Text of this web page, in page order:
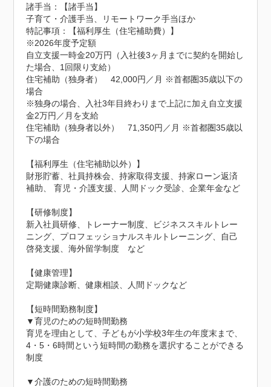
諸手当：【諸手当】
子育て・介護手当、リモートワーク手当ほか
特記事項：【福利厚生（住宅補助費）】
※2026年度予定額
自立支援一時金20万円（入社後3ヶ月までに契約を開始し
た場合、1回限り支給）
住宅補助（独身者）　42,000円／月 ※首都圏35歳以下の
場合
※独身の場合、入社3年目終わりまで上記に加え自立支援
金2万円／月を支給
住宅補助（独身者以外）　71,350円／月 ※首都圏35歳以
下の場合
【福利厚生（住宅補助以外）】
財形貯蓄、社員持株会、持家取得支援、持家ローン返済
補助、 育児・介護支援、人間ドック受診、企業年金など
【研修制度】
新入社員研修、トレーナー制度、ビジネススキルトレー
ニング、プロフェッショナルスキルトレーニング、自己
啓発支援、海外留学制度　など
【健康管理】
定期健康診断、健康相談、人間ドックなど
【短時間勤務制度】
▼育児のための短時間勤務
育児を理由として、子どもが小学校3年生の年度末まで、
4・5・6時間という短時間の勤務を選択することができる
制度
▼介護のための短時間勤務